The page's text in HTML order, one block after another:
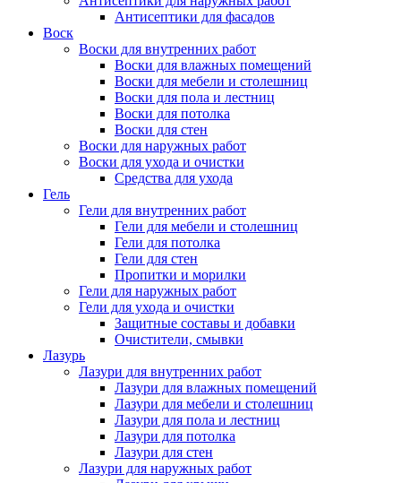
Антисептики для фасадов
Воск
Воски для внутренних работ
Воски для влажных помещений
Воски для мебели и столешниц
Воски для пола и лестниц
Воски для потолка
Воски для стен
Воски для наружных работ
Воски для ухода и очистки
Средства для ухода
Гель
Гели для внутренних работ
Гели для мебели и столешниц
Гели для потолка
Гели для стен
Пропитки и морилки
Гели для наружных работ
Гели для ухода и очистки
Защитные составы и добавки
Очистители, смывки
Лазурь
Лазури для внутренних работ
Лазури для влажных помещений
Лазури для мебели и столешниц
Лазури для пола и лестниц
Лазури для потолка
Лазури для стен
Лазури для наружных работ